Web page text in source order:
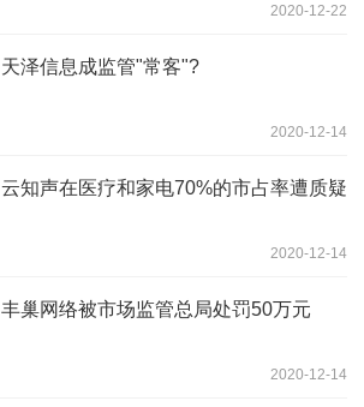
2020-12-22
天泽信息成监管"常客"?
2020-12-14
云知声在医疗和家电70%的市占率遭质疑
2020-12-14
丰巢网络被市场监管总局处罚50万元
2020-12-14